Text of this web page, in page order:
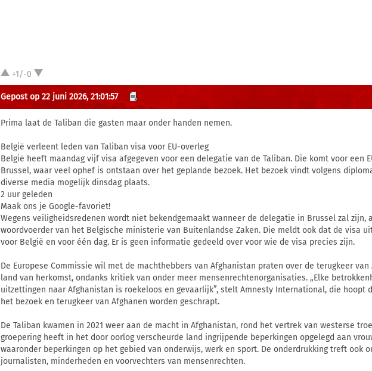
+1/-0
Gepost op 22 juni 2026, 21:01:57
Prima laat de Taliban die gasten maar onder handen nemen.
België verleent leden van Taliban visa voor EU-overleg
België heeft maandag vijf visa afgegeven voor een delegatie van de Taliban. Die komt voor een
Brussel, waar veel ophef is ontstaan over het geplande bezoek. Het bezoek vindt volgens
diverse media mogelijk dinsdag plaats.
2 uur geleden
Maak ons je Google-favoriet!
Wegens veiligheidsredenen wordt niet bekendgemaakt wanneer de delegatie in Brussel zal zijn,
woordvoerder van het Belgische ministerie van Buitenlandse Zaken. Die meldt ook dat de visa
voor België en voor één dag. Er is geen informatie gedeeld over voor wie de visa precies zijn.
De Europese Commissie wil met de machthebbers van Afghanistan praten over de terugkeer van
land van herkomst, ondanks kritiek van onder meer mensenrechtenorganisaties. „Elke
uitzettingen naar Afghanistan is roekeloos en gevaarlijk”, stelt Amnesty International, die hoopt
het bezoek en terugkeer van Afghanen worden geschrapt.
De Taliban kwamen in 2021 weer aan de macht in Afghanistan, rond het vertrek van westerse
groepering heeft in het door oorlog verscheurde land ingrijpende beperkingen opgelegd aan
waaronder beperkingen op het gebied van onderwijs, werk en sport. De onderdrukking treft ook
journalisten, minderheden en voorvechters van mensenrechten.